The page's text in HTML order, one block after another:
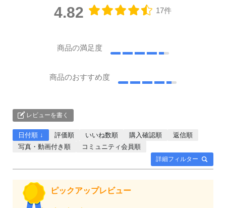
4.82 17件
商品の満足度
商品のおすすめ度
レビューを書く
詳細フィルター
日付順 ↓ 評価順 いいね数順 購入確認順
返信順
写真・動画付き順
コミュニティ会員順
ピックアップレビュー